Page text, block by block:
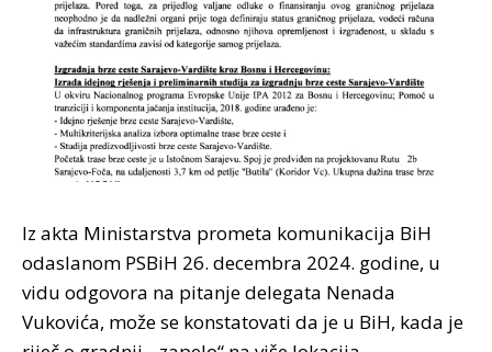
Iz akta Ministarstva prometa komunikacija BiH
odaslanom PSBiH 26. decembra 2024. godine, u
vidu odgovora na pitanje delegata Nenada
Vukovića, može se konstatovati da je u BiH, kada je